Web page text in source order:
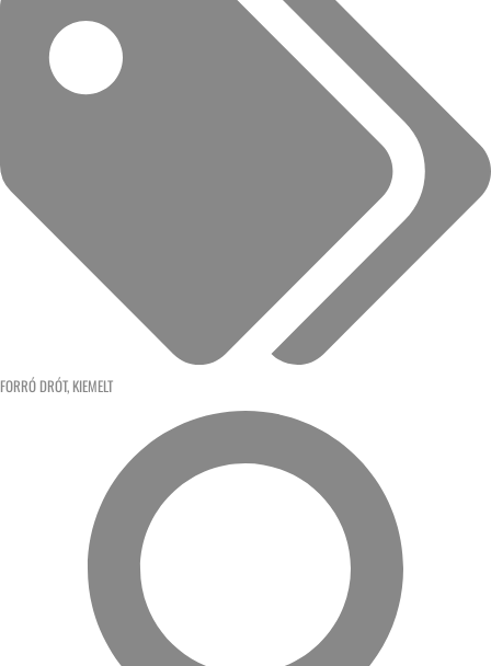
FORRÓ DRÓT, KIEMELT